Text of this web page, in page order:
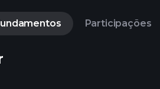
Participações